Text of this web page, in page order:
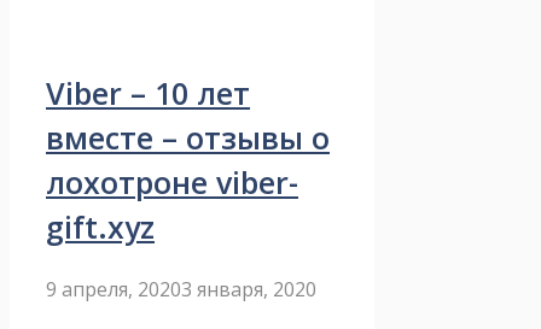
Viber – 10 лет
вместе – отзывы о
лохотроне viber-
gift.xyz
9 апреля, 20203 января, 2020